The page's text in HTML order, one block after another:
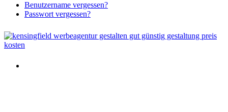
Benutzername vergessen?
Passwort vergessen?